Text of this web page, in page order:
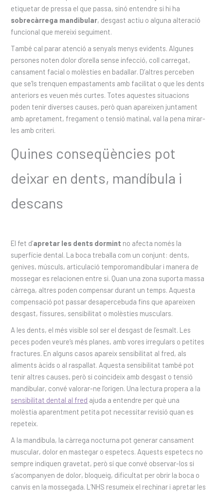
etiquetar de pressa el que passa, sinó entendre si hi ha
sobrecàrrega mandibular, desgast actiu o alguna alteració
funcional que mereixi seguiment.
També cal parar atenció a senyals menys evidents. Algunes
persones noten dolor d’orella sense infecció, coll carregat,
cansament facial o molèsties en badallar. D’altres perceben
que se’ls trenquen empastaments amb facilitat o que les dents
anteriors es veuen més curtes. Totes aquestes situacions
poden tenir diverses causes, però quan apareixen juntament
amb apretament, fregament o tensió matinal, val la pena mirar-
les amb criteri.
Quines conseqüències pot
deixar en dents, mandíbula i
descans
El fet d’apretar les dents dormint no afecta només la
superfície dental. La boca treballa com un conjunt: dents,
genives, músculs, articulació temporomandibular i manera de
mossegar es relacionen entre si. Quan una zona suporta massa
càrrega, altres poden compensar durant un temps. Aquesta
compensació pot passar desapercebuda fins que apareixen
desgast, fissures, sensibilitat o molèsties musculars.
A les dents, el més visible sol ser el desgast de l’esmalt. Les
peces poden veure’s més planes, amb vores irregulars o petites
fractures. En alguns casos apareix sensibilitat al fred, als
aliments àcids o al raspallat. Aquesta sensibilitat també pot
tenir altres causes, però si coincideix amb desgast o tensió
mandibular, convé valorar-ne l’origen. Una lectura propera a la
sensibilitat dental al fred ajuda a entendre per què una
molèstia aparentment petita pot necessitar revisió quan es
repeteix.
A la mandíbula, la càrrega nocturna pot generar cansament
muscular, dolor en mastegar o espetecs. Aquests espetecs no
sempre indiquen gravetat, però sí que convé observar-los si
s’acompanyen de dolor, bloqueig, dificultat per obrir la boca o
canvis en la mossegada. L’NHS resumeix el rechinar i apretar les